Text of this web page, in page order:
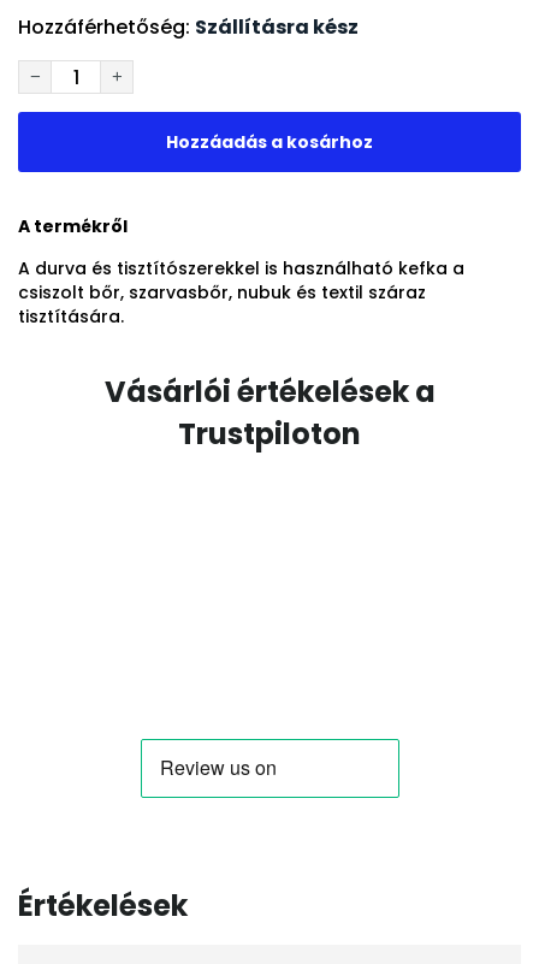
Hozzáférhetőség: Szállításra kész
− +
Hozzáadás a kosárhoz
A termékről
A durva és tisztítószerekkel is használható kefka a
csiszolt bőr, szarvasbőr, nubuk és textil száraz
tisztítására.
Vásárlói értékelések a
Trustpiloton
Értékelések